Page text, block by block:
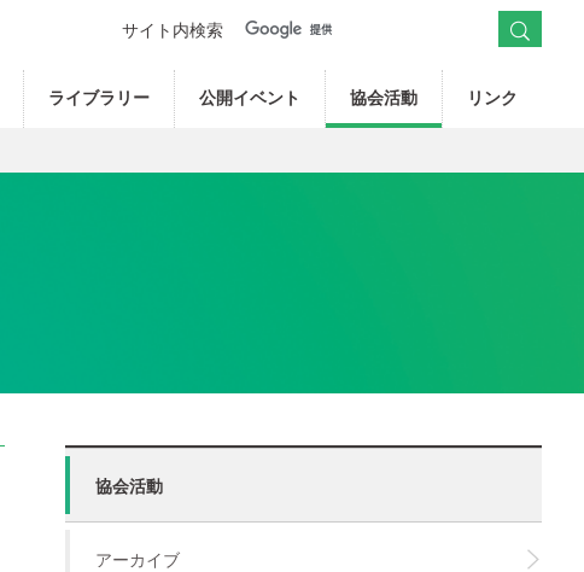
サイト内検索
ライブラリー 公開イベント 協会活動 リンク
協会活動
アーカイブ